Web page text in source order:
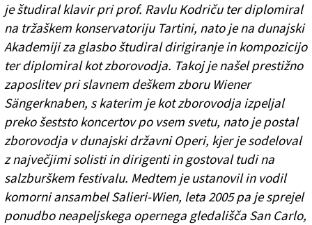
je študiral klavir pri prof. Ravlu Kodriču ter diplomiral
na tržaškem konservatoriju Tartini, nato je na dunajski
Akademiji za glasbo študiral dirigiranje in kompozicijo
ter diplomiral kot zborovodja. Takoj je našel prestižno
zaposlitev pri slavnem deškem zboru Wiener
Sängerknaben, s katerim je kot zborovodja izpeljal
preko šeststo koncertov po vsem svetu, nato je postal
zborovodja v dunajski državni Operi, kjer je sodeloval
z največjimi solisti in dirigenti in gostoval tudi na
salzburškem festivalu. Medtem je ustanovil in vodil
komorni ansambel Salieri-Wien, leta 2005 pa je sprejel
ponudbo neapeljskega opernega gledališča San Carlo,